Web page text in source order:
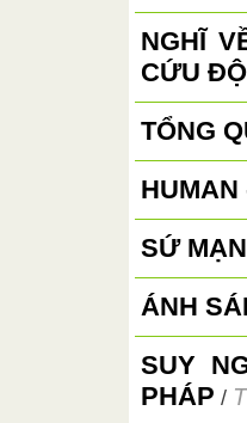
NGHĨ
CỨU
TỔNG
HUMAN
SỨ
ÁNH
SUY
PHÁP /